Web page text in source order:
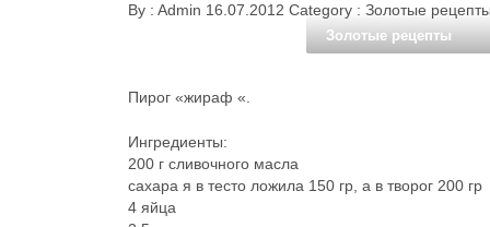
By : Admin 16.07.2012 Category : Золотые
Золотые рецепты
Пирог «жираф «.
Ингредиенты:
200 г сливочного масла
сахара я в тесто ложила 150 гр, а в творог 200 гр
4 яйца